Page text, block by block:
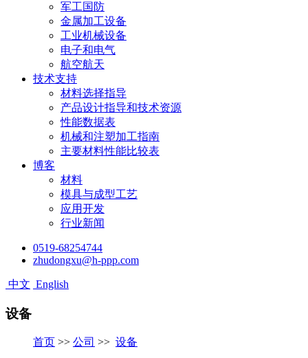
军工国防
金属加工设备
工业机械设备
电子和电气
航空航天
技术支持
材料选择指导
产品设计指导和技术资源
性能数据表
机械和注塑加工指南
主要材料性能比较表
博客
材料
模具与成型工艺
应用开发
行业新闻
0519-68254744
zhudongxu@h-ppp.com
中文 English
设备
首页 >> 公司 >> 设备